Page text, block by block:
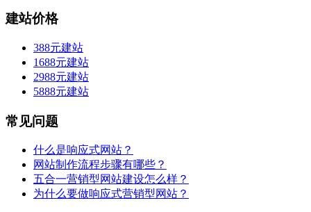
建站价格
388元建站
1688元建站
2988元建站
5888元建站
常见问题
什么是响应式网站？
网站制作流程步骤有哪些？
五合一营销型网站建设怎么样？
为什么要做响应式营销型网站？